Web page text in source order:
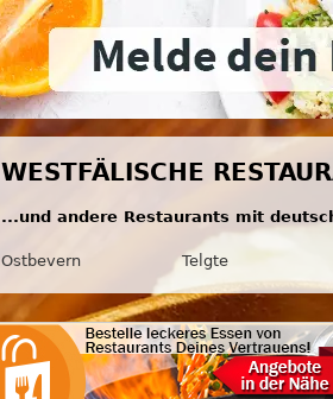
WESTFÄLISCHE
...und andere Restaurants mit
Ostbevern Telgte